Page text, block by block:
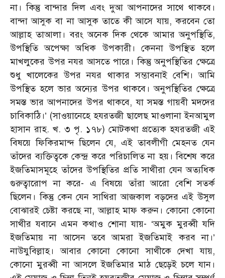
না। কিন্তু বান্দার দিল এবং দুআ আপনাদের সাথে থাকবে।
বান্দা আসুক বা না আসুক তাতে কী আসে যায়, করবেন তো
আল্লাহ তাআলা। বরং অনেক দিক থেকে আমার অনুপস্থিতি,
উপস্থিতি অপেক্ষা অধিক উপকারী। কেননা উপস্থিত হলে
মাখলুকের উপর নযর আসতে পারে। কিন্তু অনুপস্থিতির ক্ষেত্রে
শুধু খালেকের উপর নযর থাকার সম্ভাবনাই বেশি। আমি
উপস্থিত হলে ভার অন্যের উপর থাকবে। অনুপস্থিতির ক্ষেত্রে
সমস্ত ভার আপনাদের উপর থাকবে, যা সমস্ত গায়বী মদদের
চাবিকাঠি।’ (সাওয়ানেহে হযরতজী ছালেছ মাওলানা ইনআমুল
হাসান রাহ. খ. ৩ পৃ. ১৭৮) মোটকথা প্রত্যেক হযরতজী এই
বিষয়ে ফিকিরমান্দ ছিলেন যে, এই তাবলীগী মেহনত যেন
তাঁদের ব্যক্তিত্বকে কেন্দ্র করে পরিচালিত না হয়। বিশেষ করে
ইজতিমাসমূহে তাঁদের উপস্থিতির প্রতি সাথীরা যেন অত্যধিক
গুরুত্বারোপ না করে- এ বিষয়ে তাঁরা আরো বেশি সতর্ক
ছিলেন। কিন্তু কেন যেন সাথিরা আজকাল বড়দের এই উসুল
বোঝারই চেষ্টা করছে না, আল্লাহ মাফ করুন। কোনো কোনো
সাথীর যবানে এমন কথাও শোনা যায়- ‘অমুক মুরব্বী যদি
ইজতিমায় না আসেন তবে আমরা ইজতিমাই করব না।’
নাউযুবিল্লাহ। আবার কোনো কোনো সাথীকে দেখা যায়,
কোনো মুরব্বী না আসলে ইজতিমার মাঠ ছেড়েই চলে যান।